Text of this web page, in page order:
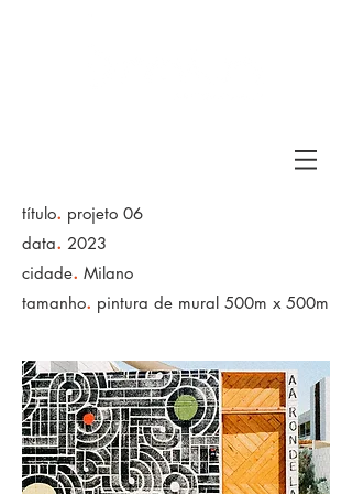
título. projeto 06
data. 2023
cidade. Milano
tamanho. pintura de mural 500m x 500m